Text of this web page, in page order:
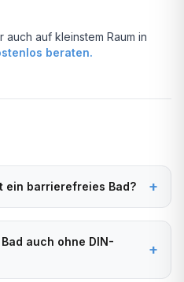
auf kleinstem Raum in
beraten.
ein barrierefreies Bad? +
auch ohne DIN-
+